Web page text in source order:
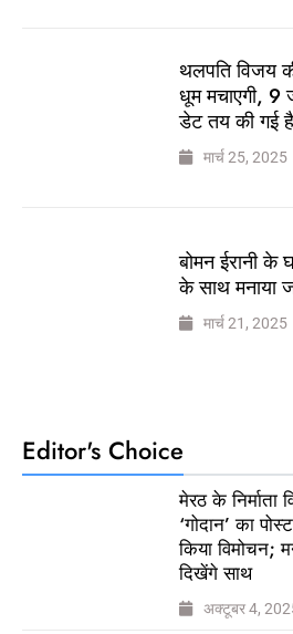
थलपति विजय
धूम मचाएगी, 9
डेट तय की गई है
मार्च 25, 2025
बोमन ईरानी के
के साथ मनाया
मार्च 21, 2025
Editor's Choice
मेरठ के निर्माता
‘गोदान’ का
किया विमोचन;
दिखेंगे साथ
अक्टूबर 4,